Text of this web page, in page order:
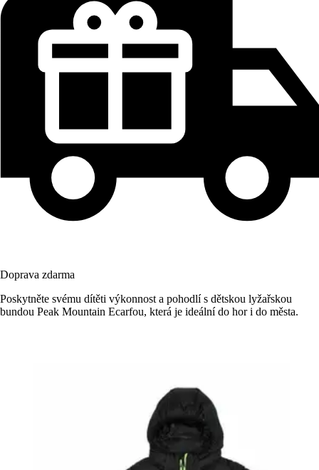
Doprava zdarma
Poskytněte svému dítěti výkonnost a pohodlí s dětskou lyžařskou
bundou Peak Mountain Ecarfou, která je ideální do hor i do města.